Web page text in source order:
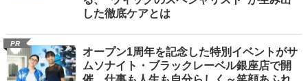
した徹底ケアとは
PR
オープン1周年を記念した特別イベントがサ
ムソナイト・ブラックレーベル銀座店で開